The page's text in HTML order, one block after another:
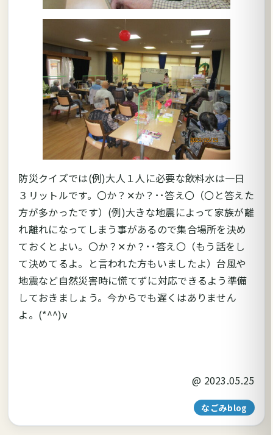
防災クイズでは(例)大人１人に必要な飲料水は一日
３リットルです。〇か？✕か？･･答え〇（〇と答えた
方が多かったです）(例)大きな地震によって家族が離
れ離れになってしまう事があるので集合場所を決め
ておくとよい。〇か？✕か？･･答え〇（もう話をし
て決めてるよ。と言われた方もいましたよ）台風や
地震など自然災害時に慌てずに対応できるよう準備
しておきましょう。今からでも遅くはありません
よ。(*^^)v
@ 2023.05.25
なごみblog